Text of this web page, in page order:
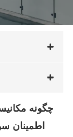
چگونه
اطمینان